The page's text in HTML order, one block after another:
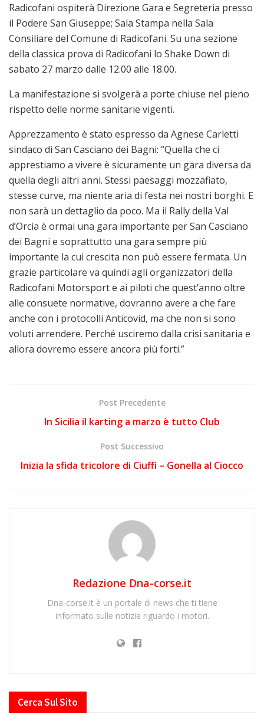
Radicofani ospiterà Direzione Gara e Segreteria presso
il Podere San Giuseppe; Sala Stampa nella Sala
Consiliare del Comune di Radicofani. Su una sezione
della classica prova di Radicofani lo Shake Down di
sabato 27 marzo dalle 12.00 alle 18.00.
La manifestazione si svolgerà a porte chiuse nel pieno
rispetto delle norme sanitarie vigenti.
Apprezzamento è stato espresso da Agnese Carletti
sindaco di San Casciano dei Bagni: “Quella che ci
apprestiamo a vivere è sicuramente un gara diversa da
quella degli altri anni. Stessi paesaggi mozzafiato,
stesse curve, ma niente aria di festa nei nostri borghi. E
non sarà un dettaglio da poco. Ma il Rally della Val
d’Orcia è ormai una gara importante per San Casciano
dei Bagni e soprattutto una gara sempre più
importante la cui crescita non può essere fermata. Un
grazie particolare va quindi agli organizzatori della
Radicofani Motorsport e ai piloti che quest’anno oltre
alle consuete normative, dovranno avere a che fare
anche con i protocolli Anticovid, ma che non si sono
voluti arrendere. Perché usciremo dalla crisi sanitaria e
allora dovremo essere ancora più forti.”
Post Precedente
In Sicilia il karting a marzo è tutto Club
Post Successivo
Inizia la sfida tricolore di Ciuffi – Gonella al Ciocco
Redazione Dna-corse.it
Dna-corse.it è un portale di news che ti tiene
informato sulle notizie riguardo i motori.
Cerca Sul Sito